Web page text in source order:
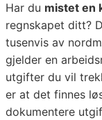
Har du mistet en
regnskapet ditt?
tusenvis av
gjelder en
utgifter du vil
er at det finnes
dokumentere